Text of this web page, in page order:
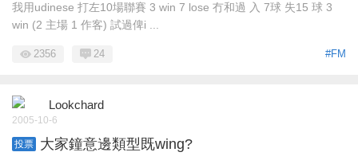
我用udinese 打左10場聯賽 3 win 7 lose 冇和過 入 7球 失15 球 3
win (2 主場 1 作客) 試過俾i ...
#FM
2356 24
Lookchard
2005-10-6
投票 大家鐘意邊類型既wing?